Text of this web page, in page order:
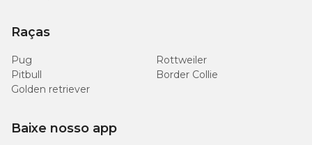
Raças
Pug
Rottweiler
Pitbull
Border Collie
Golden retriever
Baixe nosso app